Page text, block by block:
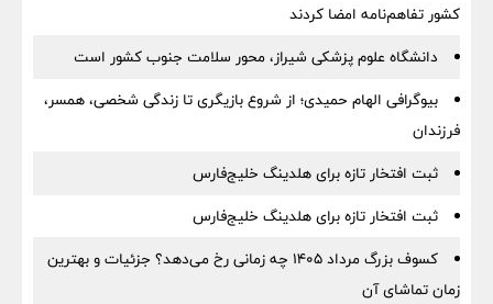
کشور تفاهم‌نامه امضا کردند
دانشگاه علوم پزشکی شیراز، محور سلامت جنوب کشور است
بیوگرافی الهام حمیدی؛ از شروع بازیگری تا زندگی شخصی، همسر،
فرزندان
ثبت افتخار تازه برای هلدینگ خلیج‌فارس
ثبت افتخار تازه برای هلدینگ خلیج‌فارس
کسوف بزرگ مرداد ۱۴۰۵ چه زمانی رخ می‌دهد؟ جزئیات و بهترین
زمان تماشای آن